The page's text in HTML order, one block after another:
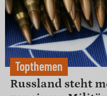
Topthemen
Russland steht